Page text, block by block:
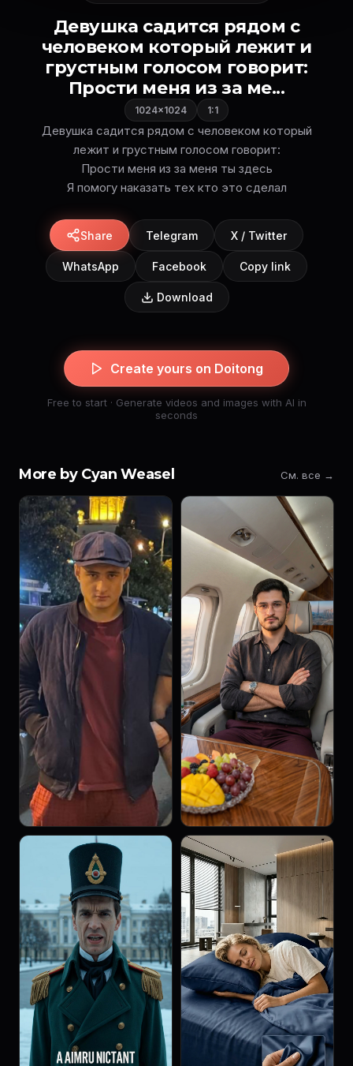
Девушка садится рядом с
человеком который лежит и
грустным голосом говорит:
Прости меня из за ме...
1024×1024 1:1
Девушка садится рядом с человеком который
лежит и грустным голосом говорит:
Прости меня из за меня ты здесь
Я помогу наказать тех кто это сделал
Share Telegram X / Twitter
WhatsApp Facebook Copy link
Download
Create yours on Doitong
Free to start · Generate videos and images with AI in
seconds
More by Cyan Weasel См. все →